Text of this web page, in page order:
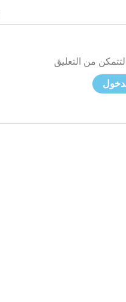
من التعليق